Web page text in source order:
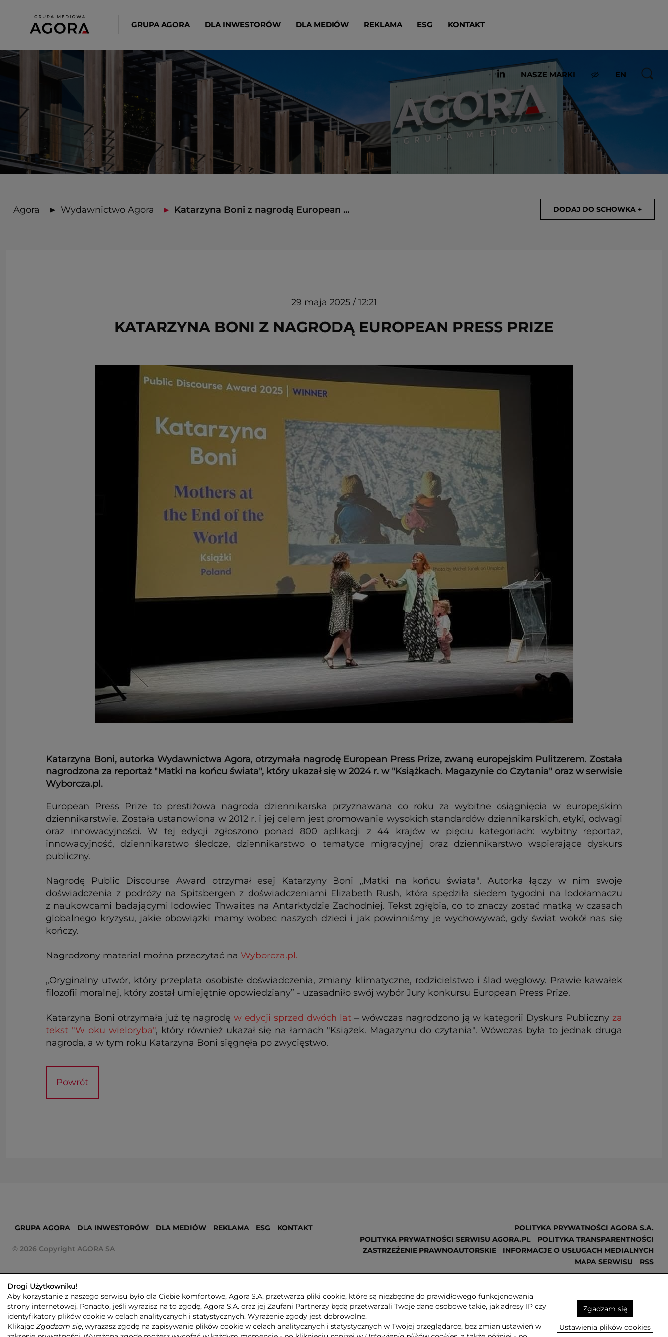
GRUPA AGORA DLA INWESTORÓW DLA MEDIÓW REKLAMA ESG KONTAKT
NASZE MARKI EN
Agora Wydawnictwo Agora Katarzyna Boni z nagrodą European ... DODAJ DO SCHOWKA +
29 maja 2025 / 12:21
KATARZYNA BONI Z NAGRODĄ EUROPEAN PRESS PRIZE
Katarzyna Boni, autorka Wydawnictwa Agora, otrzymała nagrodę European Press Prize, zwaną europejskim Pulitzerem. Została
nagrodzona za reportaż "Matki na końcu świata", który ukazał się w 2024 r. w "Książkach. Magazynie do Czytania" oraz w serwisie
Wyborcza.pl.
European Press Prize to prestiżowa nagroda dziennikarska przyznawana co roku za wybitne osiągnięcia w europejskim
dziennikarstwie. Została ustanowiona w 2012 r. i jej celem jest promowanie wysokich standardów dziennikarskich, etyki, odwagi
oraz innowacyjności. W tej edycji zgłoszono ponad 800 aplikacji z 44 krajów w pięciu kategoriach: wybitny reportaż,
innowacyjność, dziennikarstwo śledcze, dziennikarstwo o tematyce migracyjnej oraz dziennikarstwo wspierające dyskurs
publiczny.
Nagrodę Public Discourse Award otrzymał esej Katarzyny Boni „Matki na końcu świata". Autorka łączy w nim swoje
doświadczenia z podróży na Spitsbergen z doświadczeniami Elizabeth Rush, która spędziła siedem tygodni na lodołamaczu
z naukowcami badającymi lodowiec Thwaites na Antarktydzie Zachodniej. Tekst zgłębia, co to znaczy zostać matką w czasach
globalnego kryzysu, jakie obowiązki mamy wobec naszych dzieci i jak powinniśmy je wychowywać, gdy świat wokół nas się
kończy.
Nagrodzony materiał można przeczytać na Wyborcza.pl.
„Oryginalny utwór, który przeplata osobiste doświadczenia, zmiany klimatyczne, rodzicielstwo i ślad węglowy. Prawie kawałek
filozofii moralnej, który został umiejętnie opowiedziany” - uzasadniło swój wybór Jury konkursu European Press Prize.
Katarzyna Boni otrzymała już tę nagrodęw edycji sprzed dwóch lat– wówczas nagrodzono ją w kategorii Dyskurs Publicznyza
tekst "W oku wieloryba", który również ukazał się na łamach "Książek. Magazynu do czytania". Wówczas była to jednak druga
nagroda, a w tym roku Katarzyna Boni sięgnęła po zwycięstwo.
Powrót
GRUPA AGORA DLA INWESTORÓW DLA MEDIÓW REKLAMA ESG KONTAKT
© 2026 Copyright AGORA SA
POLITYKA PRYWATNOŚCI AGORA S.A.
POLITYKA PRYWATNOŚCI SERWISU AGORA.PL
POLITYKA TRANSPARENTNOŚCI
ZASTRZEŻENIE PRAWNOAUTORSKIE
INFORMACJE O USŁUGACH MEDIALNYCH
MAPA SERWISU
RSS
Drogi Użytkowniku!
Aby korzystanie z naszego serwisu było dla Ciebie komfortowe, Agora S.A. przetwarza pliki cookie, które są niezbędne do prawidłowego funkcjonowania
strony internetowej. Ponadto, jeśli wyrazisz na to zgodę, Agora S.A. oraz jej Zaufani Partnerzy będą przetwarzali Twoje dane osobowe takie, jak adresy IP czy
identyfikatory plików cookie w celach analitycznych i statystycznych. Wyrażenie zgody jest dobrowolne.
Klikając Zgadzam się, wyrażasz zgodę na zapisywanie plików cookie w celach analitycznych i statystycznych w Twojej przeglądarce, bez zmian ustawień w
Zgadzam się
Ustawienia plików cookies